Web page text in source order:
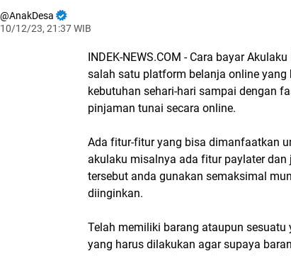
AnakDesa
10/12/23, 21:37 WIB
INDEK-NEWS.COM - Cara bayar
salah satu platform belanja online
kebutuhan sehari-hari sampai dengan
pinjaman tunai secara online.
Ada fitur-fitur yang bisa dimanfaatkan
akulaku misalnya ada fitur paylater
tersebut anda gunakan semaksimal
diinginkan.
Telah memiliki barang ataupun
yang harus dilakukan agar supaya